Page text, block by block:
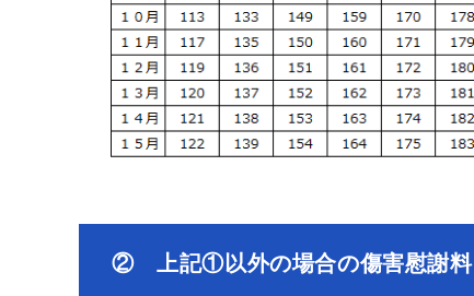
② 上記①以外の場合の傷害慰謝料